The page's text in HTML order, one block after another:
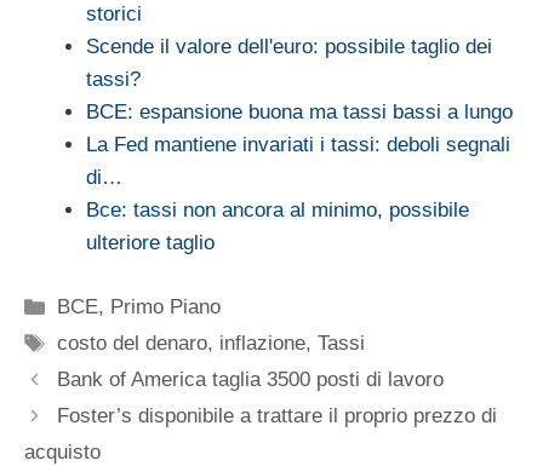
storici
Scende il valore dell'euro: possibile taglio dei
tassi?
BCE: espansione buona ma tassi bassi a lungo
La Fed mantiene invariati i tassi: deboli segnali
di…
Bce: tassi non ancora al minimo, possibile
ulteriore taglio
Categorie
BCE, Primo Piano
Tag
costo del denaro, inflazione,Tassi
Bank of America taglia 3500 posti di lavoro
Foster’s disponibile a trattare il proprio prezzo di
acquisto